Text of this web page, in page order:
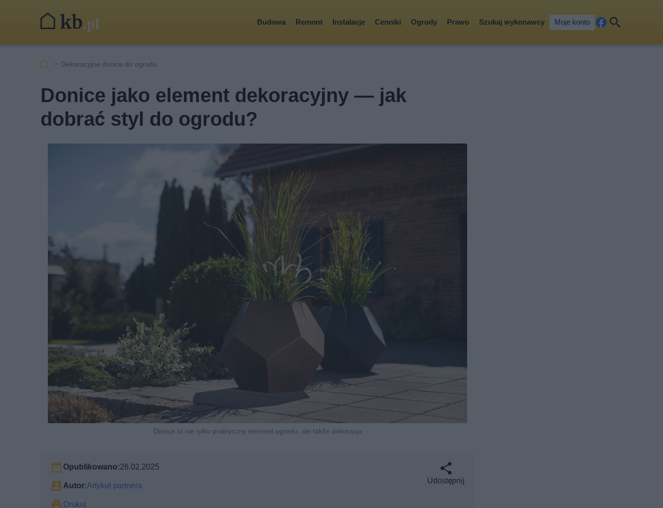
Budowa Remont Instalacje Cenniki Ogrody Prawo Szukaj wykonawcy Moje konto
cebkaj
Dekoracyjne donice do ogrodu
Donice jako element dekoracyjny — jak
dobrać styl do ogrodu?
Donice to nie tylko praktyczny element ogrodu, ale także dekoracja
Opublikowano:26.02.2025
Autor:Artykuł partnera
Drukuj
Udostępnij